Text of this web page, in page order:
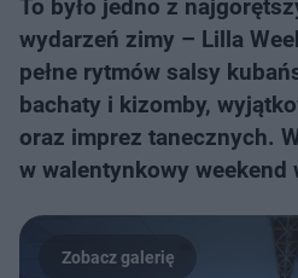
To było jedno z
wydarzeń zimy – Lilla
pełne rytmów salsy
bachaty i kizomby,
oraz imprez tanecznych.
w walentynkowy weekend